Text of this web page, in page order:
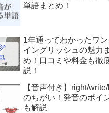
単語まとめ！
1年通ってわかったワン
イングリッシュの魅力
め！口コミや料金も徹
説！
【音声付き】right/
のちがい！発音のポイ
も解説